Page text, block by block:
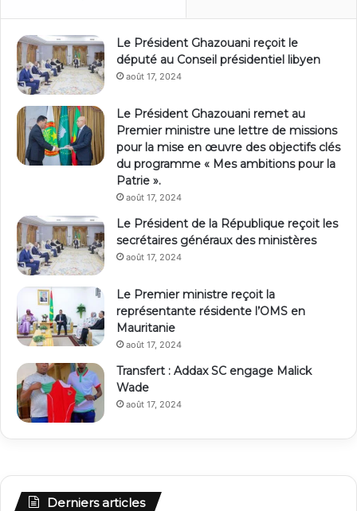
Le Président Ghazouani reçoit le
député au Conseil présidentiel libyen
août 17, 2024
Le Président Ghazouani remet au
Premier ministre une lettre de missions
pour la mise en œuvre des objectifs clés
du programme « Mes ambitions pour la
Patrie ».
août 17, 2024
Le Président de la République reçoit les
secrétaires généraux des ministères
août 17, 2024
Le Premier ministre reçoit la
représentante résidente l’OMS en
Mauritanie
août 17, 2024
Transfert : Addax SC engage Malick
Wade
août 17, 2024
Derniers articles